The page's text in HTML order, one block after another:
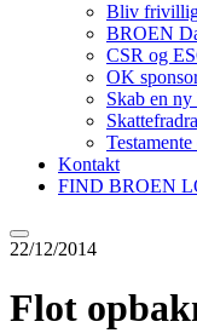
Bliv
BROEN
CSR og
OK
Skab en ny
Kontakt
FIND BROEN
22/12/2014
Flot